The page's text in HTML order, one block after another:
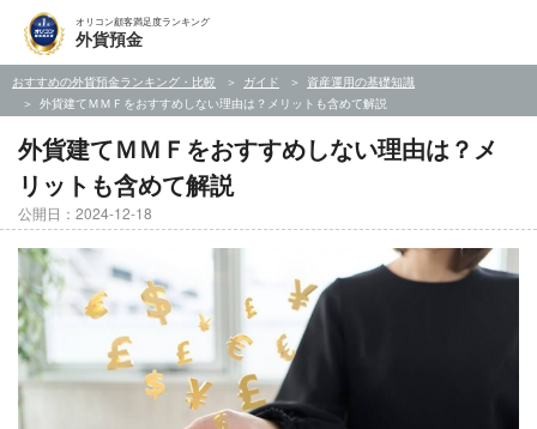
オリコン顧客満足度ランキング
外貨預金
おすすめの外貨預金ランキング・比較 ガイド
資産運用の基礎知識
外貨建てＭＭＦをおすすめしない理由は？メリットも含めて解説
外貨建てＭＭＦをおすすめしない理由は？メ
リットも含めて解説
公開日：2024-12-18